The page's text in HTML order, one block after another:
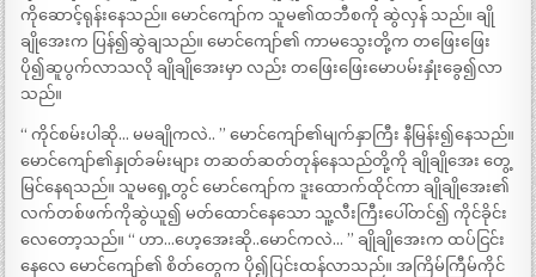
ကိုဆောင့်ရုန်းနေသည်။ မောင်ကျော်က သူမ၏ထဘီစကို ဆွဲလှန် သည်။ ချို
ချိုအေးက ပြန်၍ဆွဲချသည်။ မောင်ကျော်၏ ကာမသွေးတို့က တဖြေးဖြေး
ပို၍ဆူပွက်လာသလို ချိုချိုအေးမှာ လည်း တဖြေးဖြေးမောပမ်းနှုံးခွေ၍လာ
သည်။
“ ကိုင်စမ်းပါဆို… မမချိုကလဲ.. ” မောင်ကျော်၏မျက်နှာကြီး နီမြန်း၍နေသည်။
မောင်ကျော်၏နှုတ်ခမ်းများ တဆတ်ဆတ်တုန်နေသည်တို့ကို ချိုချိုအေး တွေ့
မြင်နေရသည်။ သူမရှေ့တွင် မောင်ကျော်က ဒူးထောက်ထိုင်ကာ ချိုချိုအေး၏
လက်တစ်ဖက်ကိုဆွဲယူ၍ မတ်ထောင်နေသော သူ့လီးကြီးပေါ်တင်၍ ကိုင်ခိုင်း
လေတော့သည်။ “ ဟာ…ဟေ့အေးဆို..မောင်ကလဲ… ” ချိုချိုအေးက ထပ်ငြင်း
နေလေ မောင်ကျော်၏ စိတ်တွေက ပို၍ပြင်းထန်လာသည်။ အကြိမ်ကြီမ်ကိုင်